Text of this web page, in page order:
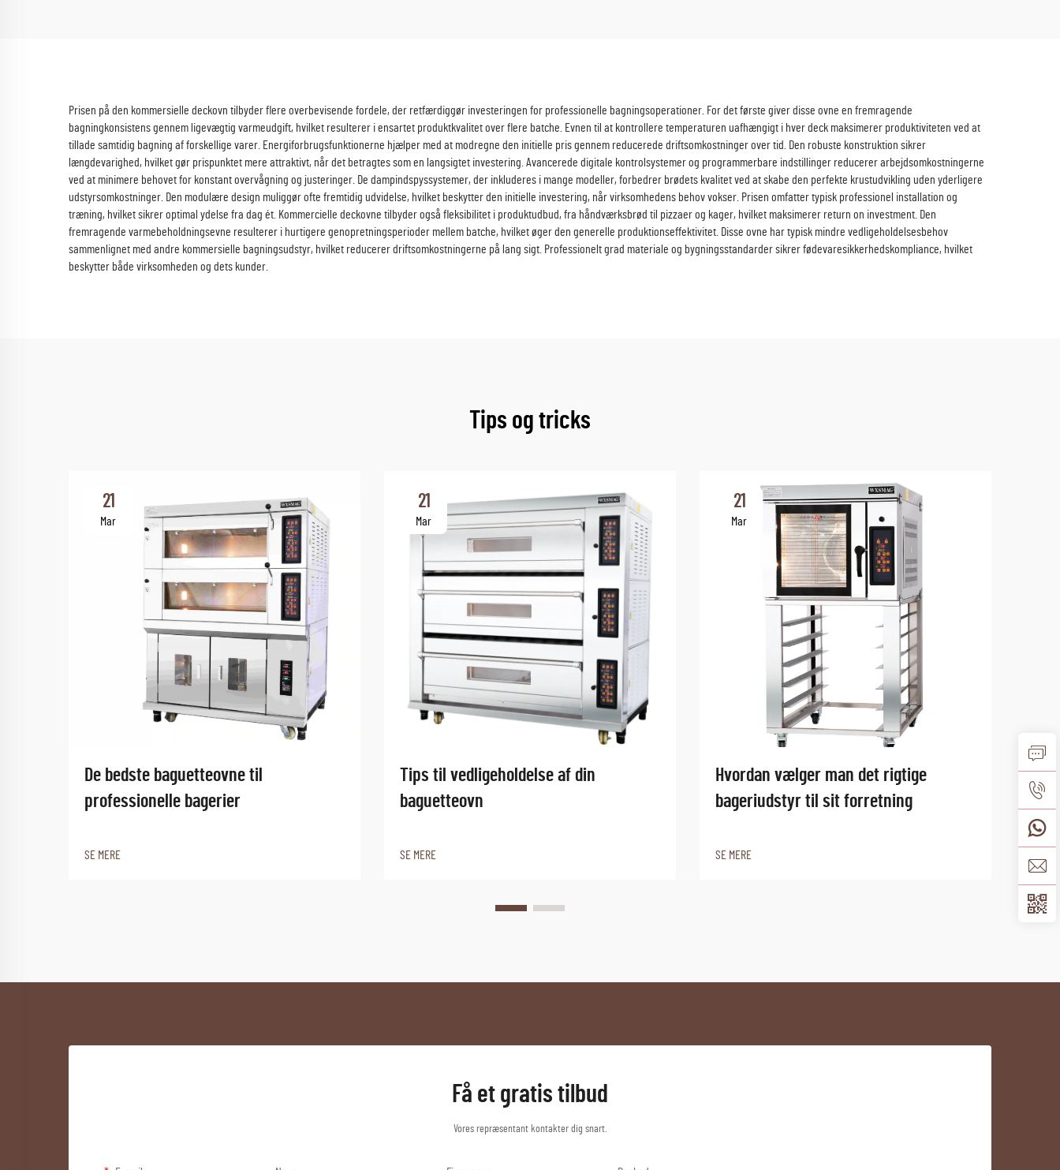
Prisen på den kommersielle deckovn tilbyder flere overbevisende fordele, der retfærdiggør investeringen for professionelle bagningsoperationer. For det første giver disse ovne en fremragende
bagningkonsistens gennem ligevægtig varmeudgift, hvilket resulterer i ensartet produktkvalitet over flere batche. Evnen til at kontrollere temperaturen uafhængigt i hver deck maksimerer produktiviteten ved at
tillade samtidig bagning af forskellige varer. Energiforbrugsfunktionerne hjælper med at modregne den initielle pris gennem reducerede driftsomkostninger over tid. Den robuste konstruktion sikrer
længdevarighed, hvilket gør prispunktet mere attraktivt, når det betragtes som en langsigtet investering. Avancerede digitale kontrolsystemer og programmerbare indstillinger reducerer arbejdsomkostningerne
ved at minimere behovet for konstant overvågning og justeringer. De dampindspyssystemer, der inkluderes i mange modeller, forbedrer brødets kvalitet ved at skabe den perfekte krustudvikling uden yderligere
udstyrsomkostninger. Den modulære design muliggør ofte fremtidig udvidelse, hvilket beskytter den initielle investering, når virksomhedens behov vokser. Prisen omfatter typisk professionel installation og
træning, hvilket sikrer optimal ydelse fra dag ét. Kommercielle deckovne tilbyder også fleksibilitet i produktudbud, fra håndværksbrød til pizzaer og kager, hvilket maksimerer return on investment. Den
fremragende varmebeholdningsevne resulterer i hurtigere genopretningsperioder mellem batche, hvilket øger den generelle produktionseffektivitet. Disse ovne har typisk mindre vedligeholdelsesbehov
sammenlignet med andre kommersielle bagningsudstyr, hvilket reducerer driftsomkostningerne på lang sigt. Professionelt grad materiale og bygningsstandarder sikrer fødevaresikkerhedskompliance, hvilket
beskytter både virksomheden og dets kunder.
Tips og tricks
21
Mar
De bedste baguetteovne til
professionelle bagerier
SE MERE
21
Mar
Tips til vedligeholdelse af din
baguetteovn
SE MERE
21
Mar
Hvordan vælger man det rigtige
bageriudstyr til sit forretning
SE MERE
Få et gratis tilbud
Vores repræsentant kontakter dig snart.